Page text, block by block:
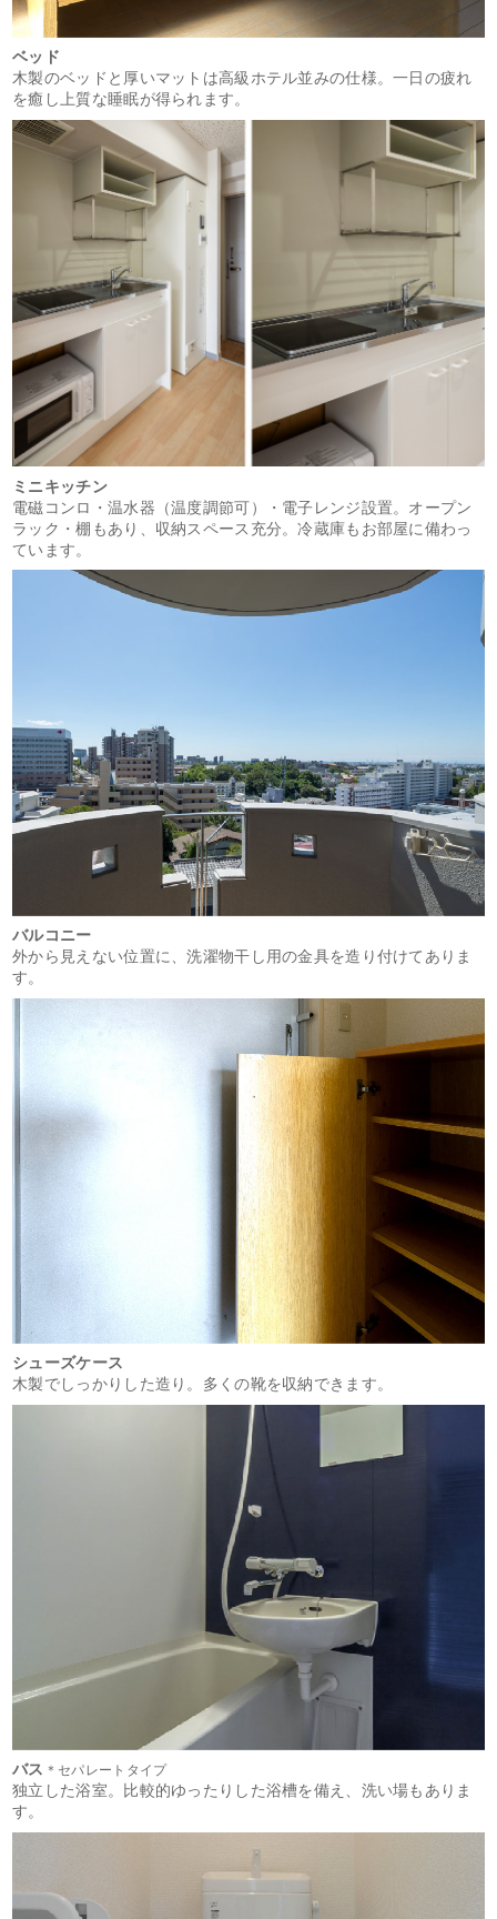
ベッド
木製のベッドと厚いマットは高級ホテル並みの仕様。一日の疲れ
を癒し上質な睡眠が得られます。
ミニキッチン
電磁コンロ・温水器（温度調節可）・電子レンジ設置。オープン
ラック・棚もあり、収納スペース充分。冷蔵庫もお部屋に備わっ
ています。
バルコニー
外から見えない位置に、洗濯物干し用の金具を造り付けてありま
す。
シューズケース
木製でしっかりした造り。多くの靴を収納できます。
バス ＊セパレートタイプ
独立した浴室。比較的ゆったりした浴槽を備え、洗い場もありま
す。